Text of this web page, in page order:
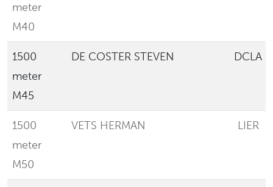
meter
M40
1500
meter
M45
DE COSTER STEVEN DCLA
1500
meter
M50
VETS HERMAN LIER